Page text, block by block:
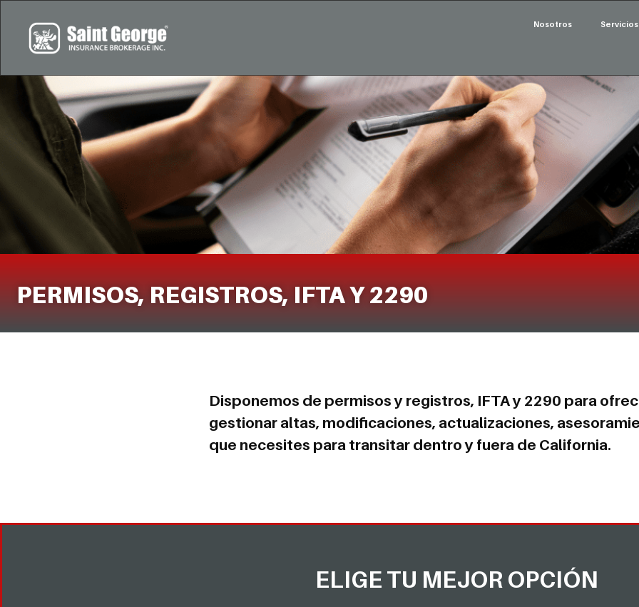
Nosotros Servicios
PERMISOS, REGISTROS, IFTA Y 2290
Disponemos de permisos y registros, IFTA y 2290 para
gestionar altas, modificaciones, actualizaciones,
que necesites para transitar dentro y fuera de California.
ELIGE TU MEJOR OPCIÓN